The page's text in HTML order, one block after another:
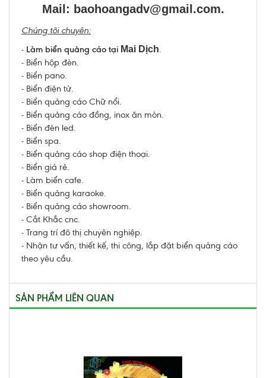
Mail: baohoangadv@gmail.com.
Chúng tôi chuyên:
- Làm biển quảng cáo tại Mai Dịch.
- Biển hộp đèn.
- Biển pano.
- Biển điện tử.
- Biển quảng cáo Chữ nổi.
- Biển quảng cáo đồng, inox ăn mòn.
- Biển đèn led.
- Biển spa.
- Biển quảng cáo shop điện thoại.
- Biển giá rẻ.
- Làm biển cafe.
- Biển quảng karaoke.
- Biển quảng cáo showroom.
- Cắt Khắc cnc.
- Trang trí đô thị chuyên nghiệp.
- Nhận tư vấn, thiết kế, thi công, lắp đặt biển quảng cáo
theo yêu cầu.
SẢN PHẨM LIÊN QUAN